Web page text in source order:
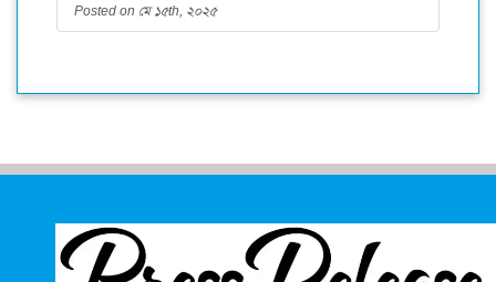
Posted on মে ১৫th, ২০২৫